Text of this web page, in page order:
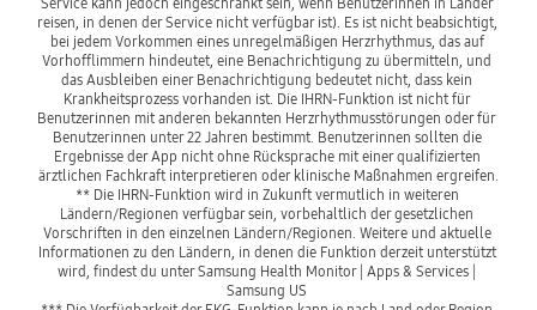
reisen, in denen der Service nicht verfügbar ist). Es ist nicht beabsichtigt,
bei jedem Vorkommen eines unregelmäßigen Herzrhythmus, das auf
Vorhofflimmern hindeutet, eine Benachrichtigung zu übermitteln, und
das Ausbleiben einer Benachrichtigung bedeutet nicht, dass kein
Krankheitsprozess vorhanden ist. Die IHRN-Funktion ist nicht für
Benutzerinnen mit anderen bekannten Herzrhythmusstörungen oder für
Benutzerinnen unter 22 Jahren bestimmt. Benutzerinnen sollten die
Ergebnisse der App nicht ohne Rücksprache mit einer qualifizierten
ärztlichen Fachkraft interpretieren oder klinische Maßnahmen ergreifen.
** Die IHRN-Funktion wird in Zukunft vermutlich in weiteren
Ländern/Regionen verfügbar sein, vorbehaltlich der gesetzlichen
Vorschriften in den einzelnen Ländern/Regionen. Weitere und aktuelle
Informationen zu den Ländern, in denen die Funktion derzeit unterstützt
wird, findest du unter Samsung Health Monitor | Apps & Services |
Samsung US